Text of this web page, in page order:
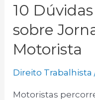
10
sobre
Motorista
Direito Trabalhista
Motoristas